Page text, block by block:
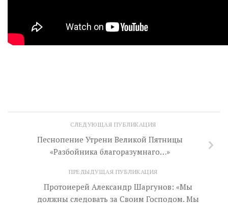
СЛЕДУЮЩАЯ ПУБЛИКАЦИЯ
Песнопение Утрени Великой Пятницы
«Разбойника благоразумнаго…»
ПРЕДЫДУЩАЯ ПУБЛИКАЦИЯ
Протоиерей Александр Шаргунов: «Мы
должны следовать за Своим Господом. Мы